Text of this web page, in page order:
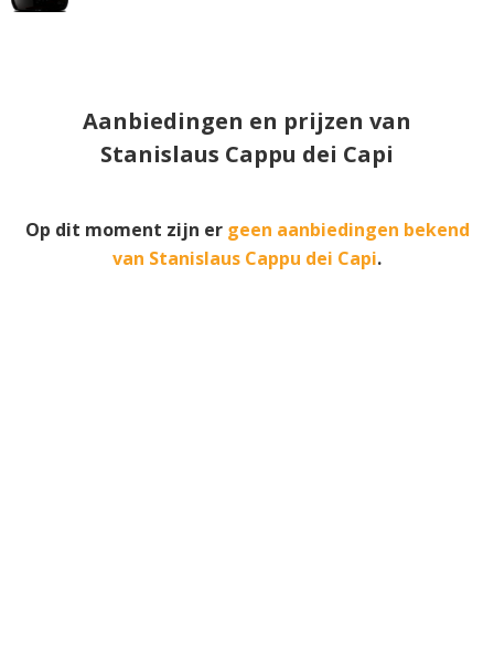
Aanbiedingen en prijzen van
Stanislaus Cappu dei Capi
Op dit moment zijn er geen aanbiedingen bekend
van Stanislaus Cappu dei Capi.